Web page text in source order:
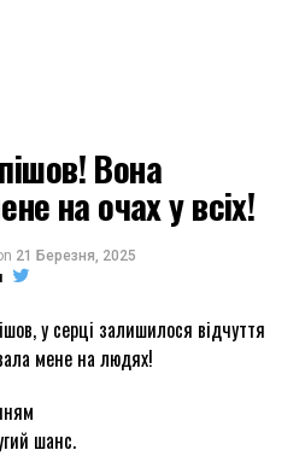
Вона
на очах у всіх!
21 Березня, 2025
у серці залишилося відчуття
мене на людях!
шанс.